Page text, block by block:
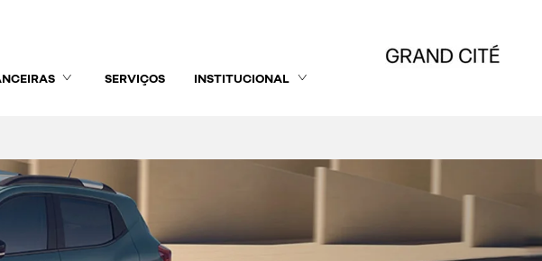
SERVIÇOS INSTITUCIONAL